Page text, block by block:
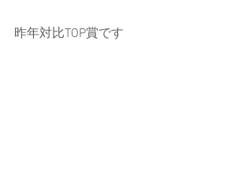
昨年対比TOP賞です